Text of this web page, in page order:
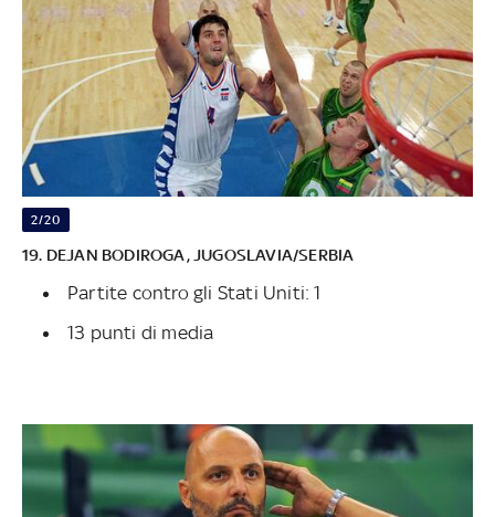
2/20
19. DEJAN BODIROGA, JUGOSLAVIA/SERBIA
Partite contro gli Stati Uniti: 1
13 punti di media